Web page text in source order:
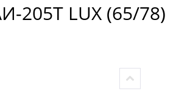
205Т LUX (65/78)